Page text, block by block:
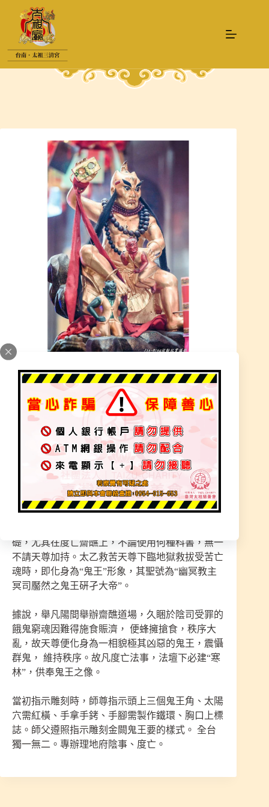
要
金闕鬼王
神明聖記 2021 年 12 月 3 日
加入為 Google 偏好來源
「金闕鬼王」：獨一 無二 聖尊法像
太乙救苦天尊為神霄九宸上帝之一，在道門中具有
崇高的地位，由於他大聖大慈，大悲大願，尋聲赴
礎，尤其在度亡齋醮上，不論使用何種科書，無一
不請天尊加持。太乙救苦天尊下臨地獄救拔受苦亡
魂時，即化身為“鬼王”形象，其聖號為“幽冥教主
冥司靨然之鬼王硏孑大帝”。
據說，舉凡陽間舉辦齋醮道場，久睏於陰司受罪的
餓鬼窮魂因難得施食賑濟， 便蜂擁搶食，秩序大
亂，故天尊便化身為一相貌極其凶惡的鬼王，震懾
群鬼， 維持秩序。故凡度亡法事，法壇下必建“寒
林”，供奉鬼王之像。
當初指示雕刻時，師尊指示頭上三個鬼王角、太陽
穴需紅橫、手拿手銬、手腳需製作鐵環、胸口上標
誌。師父遵照指示雕刻金闕鬼王要的樣式。 全台
獨一無二。專辦理地府陰事、度亡。